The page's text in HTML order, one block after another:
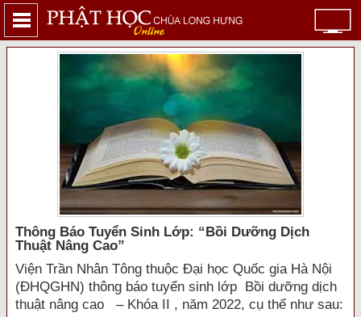
Thông Báo Tuyển Sinh Lớp: “bồi Dưỡng Dịch
Thuật Nâng Cao”
Viện Trần Nhân Tông thuộc Đại học Quốc gia Hà Nội
(ĐHQGHN) thông báo tuyển sinh lớp Bồi dưỡng dịch
thuật nâng cao – Khóa II , năm 2022, cụ thể như sau: